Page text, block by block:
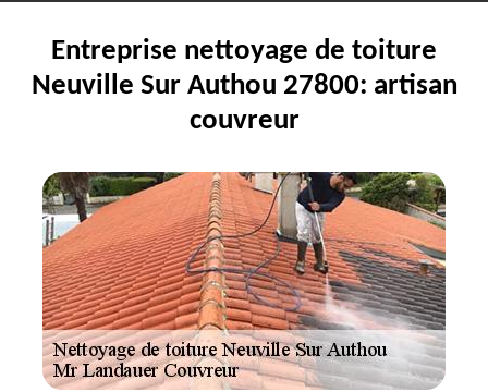
Entreprise nettoyage de toiture
Neuville Sur Authou 27800: artisan
couvreur